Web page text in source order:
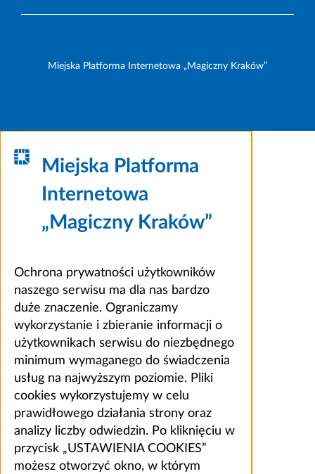
Miejska Platforma Internetowa „Magiczny Kraków”
Miejska Platforma
Internetowa
„Magiczny Kraków”
Ochrona prywatności użytkowników
naszego serwisu ma dla nas bardzo
duże znaczenie. Ograniczamy
wykorzystanie i zbieranie informacji o
użytkownikach serwisu do niezbędnego
minimum wymaganego do świadczenia
usług na najwyższym poziomie. Pliki
cookies wykorzystujemy w celu
prawidłowego działania strony oraz
analizy liczby odwiedzin. Po kliknięciu w
przycisk „USTAWIENIA COOKIES”
możesz otworzyć okno, w którym